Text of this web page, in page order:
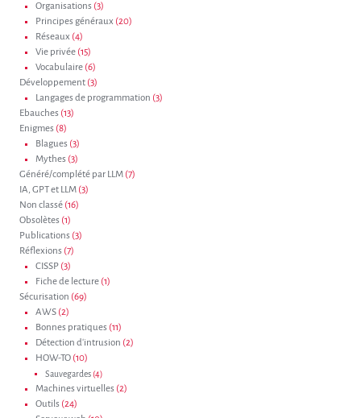
Organisations (3)
Principes généraux (20)
Réseaux (4)
Vie privée (15)
Vocabulaire (6)
Développement (3)
Langages de programmation (3)
Ebauches (13)
Enigmes (8)
Blagues (3)
Mythes (3)
Généré/complété par LLM (7)
IA, GPT et LLM (3)
Non classé (16)
Obsolètes (1)
Publications (3)
Réflexions (7)
CISSP (3)
Fiche de lecture (1)
Sécurisation (69)
AWS (2)
Bonnes pratiques (11)
Détection d'intrusion (2)
HOW-TO (10)
Sauvegardes (4)
Machines virtuelles (2)
Outils (24)